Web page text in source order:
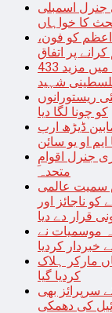
جنرل اسمبلی
کا خواہاں
اعظم کو فون،
پر اتفاق
غزہ کے پناہ گزین کیمپ پر اسرائیلی حملے میں مزید 433
شہید
ریستورانوں
کو چونا لگا دیا
ڈیڑھ ارب
ایم او یو سائن
جنرل اقوامِ
متحدہ
سمیت عالمی
ناجائز اور
قرار دے دیا
موسمیات نے
خبردار کردیا
کو گولیاں مارکر ہلاک
کردیا گیا
سرپرائز بھی
کی دھمکی